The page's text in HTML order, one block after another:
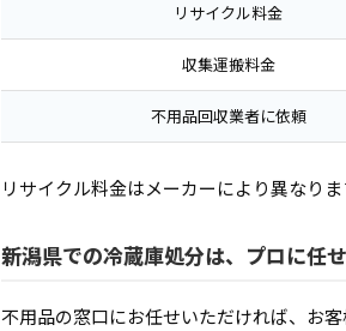
リサイクル料金
収集運搬料金
不用品回収業者に依頼
リサイクル料金はメーカーにより異なり
新潟県での冷蔵庫処分は、プロに任
不用品の窓口にお任せいただければ、お